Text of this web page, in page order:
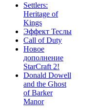
Settlers:
Heritage of
Kings
Эффект Теслы
Call of Duty
Новое
дополнение
StarCraft 2!
Donald Dowell
and the Ghost
of Barker
Manor